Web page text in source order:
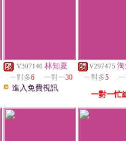
V307140 林知夏
一對多6 一對一30
進入免費視訊
V297475
一對多5
一對一忙